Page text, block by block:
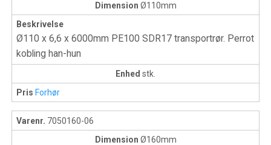
Dimension Ø110mm
Beskrivelse
Ø110 x 6,6 x 6000mm PE100 SDR17 transportrør. Perrot
kobling han-hun
Enhed stk.
Pris Forhør
Varenr. 7050160-06
Dimension Ø160mm